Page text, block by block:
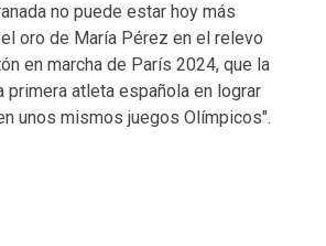
no puede estar hoy más
oro de María Pérez en el relevo
en marcha de París 2024, que la
primera atleta española en lograr
unos mismos juegos Olímpicos".